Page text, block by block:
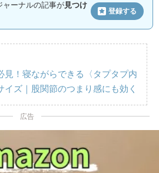
ャーナルの記事が見つけ
登録する
見！寝ながらできる〈タプタプ内
イズ｜股関節のつまり感にも効く
広告